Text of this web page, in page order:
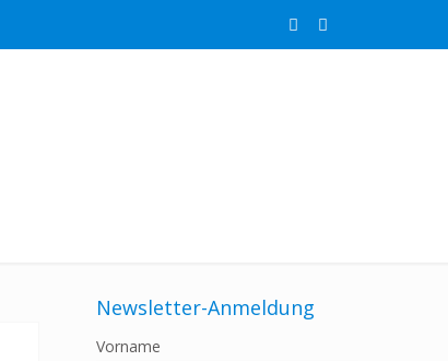
Newsletter-Anmeldung
Vorname